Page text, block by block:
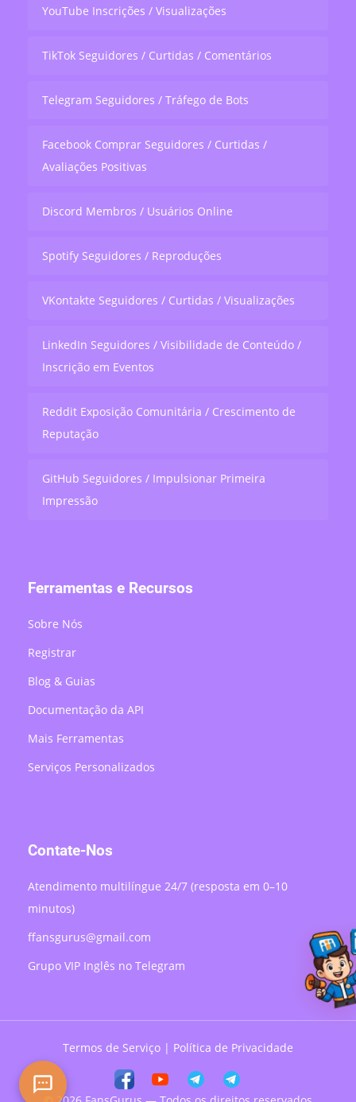
YouTube Inscrições / Visualizações
TikTok Seguidores / Curtidas / Comentários
Telegram Seguidores / Tráfego de Bots
Facebook Comprar Seguidores / Curtidas /
Avaliações Positivas
Discord Membros / Usuários Online
Spotify Seguidores / Reproduções
VKontakte Seguidores / Curtidas / Visualizações
LinkedIn Seguidores / Visibilidade de Conteúdo /
Inscrição em Eventos
Reddit Exposição Comunitária / Crescimento de
Reputação
GitHub Seguidores / Impulsionar Primeira
Impressão
Ferramentas e Recursos
Sobre Nós
Registrar
Blog & Guias
Documentação da API
Mais Ferramentas
Serviços Personalizados
Contate-Nos
Atendimento multilíngue 24/7 (resposta em 0–10
minutos)
ffansgurus@gmail.com
Grupo VIP Inglês no Telegram
Termos de Serviço | Política de Privacidade